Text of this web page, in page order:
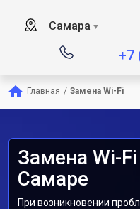
Самара ▼
+7
Главная / Замена Wi-Fi
Замена Wi-
Самаре
При возникновении